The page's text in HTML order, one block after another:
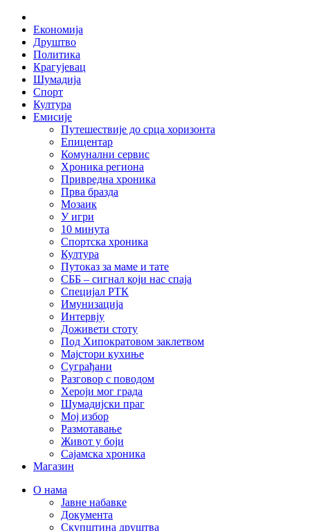
Skip
content
Економија
Друштво
Политика
Крагујевац
Шумадија
Спорт
Култура
Емисије
Путешествије до срца хоризонта
Епицентар
Комунални сервис
Хроника региона
Привредна хроника
Прва бразда
Мозаик
У игри
10 минута
Спортска хроника
Култура
Путоказ за маме и тате
СББ – сигнал који нас спаја
Специјал РТК
Имунизација
Интервју
Доживети стоту
Под Хипократовом заклетвом
Мајстори кухиње
Суграђани
Разговор с поводом
Хероји мог града
Шумадијски праг
Мој избор
Размотавање
Живот у боји
Сајамска хроника
Магазин
О нама
Јавне набавке
Документа
Скупштина друштва